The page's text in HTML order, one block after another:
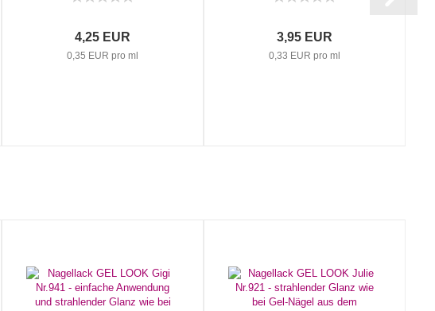
4,25 EUR
0,35 EUR pro ml
3,95 EUR
0,33 EUR pro ml